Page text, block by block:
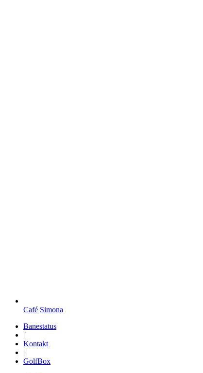
Café Simona
Banestatus
|
Kontakt
|
GolfBox